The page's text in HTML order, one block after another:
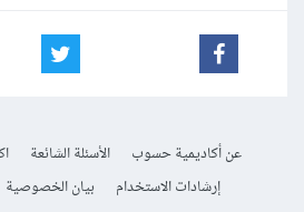
عن أكاديمية حسوب الأسئلة الشائعة
إرشادات الاستخدام
بيان الخصوصية